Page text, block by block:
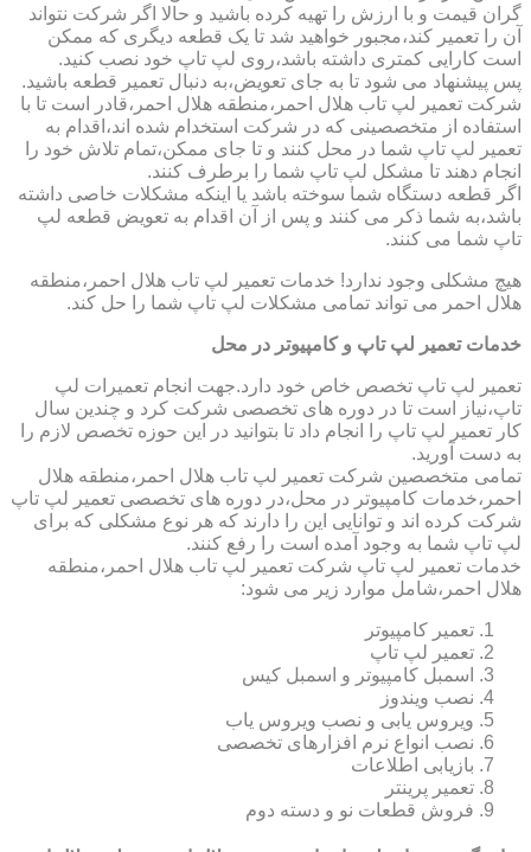
گران قیمت و با ارزش را تهیه کرده باشید و حالا اگر شرکت نتواند
آن را تعمیر کند،مجبور خواهید شد تا یک قطعه دیگری که ممکن
است کارایی کمتری داشته باشد،روی لپ تاپ خود نصب کنید.
پس پیشنهاد می شود تا به جای تعویض،به دنبال تعمیر قطعه باشید.
شرکت تعمیر لپ تاب هلال احمر،منطقه هلال احمر،قادر است تا با
استفاده از متخصصینی که در شرکت استخدام شده اند،اقدام به
تعمیر لپ تاپ شما در محل کنند و تا جای ممکن،تمام تلاش خود را
انجام دهند تا مشکل لپ تاپ شما را برطرف کنند.
اگر قطعه دستگاه شما سوخته باشد یا اینکه مشکلات خاصی داشته
باشد،به شما ذکر می کنند و پس از آن اقدام به تعویض قطعه لپ
تاپ شما می کنند.
هیچ مشکلی وجود ندارد! خدمات تعمیر لپ تاب هلال احمر،منطقه
هلال احمر می تواند تمامی مشکلات لپ تاپ شما را حل کند.
خدمات تعمیر لپ تاپ و کامپیوتر در محل
تعمیر لپ تاپ تخصص خاص خود دارد.جهت انجام تعمیرات لپ
تاپ،نیاز است تا در دوره های تخصصی شرکت کرد و چندین سال
کار تعمیر لپ تاپ را انجام داد تا بتوانید در این حوزه تخصص لازم را
به دست آورید.
تمامی متخصصین شرکت تعمیر لپ تاب هلال احمر،منطقه هلال
احمر،خدمات کامپیوتر در محل،در دوره های تخصصی تعمیر لپ تاپ
شرکت کرده اند و توانایی این را دارند که هر نوع مشکلی که برای
لپ تاپ شما به وجود آمده است را رفع کنند.
خدمات تعمیر لپ تاپ شرکت تعمیر لپ تاب هلال احمر،منطقه
هلال احمر،شامل موارد زیر می شود:
تعمیر کامپیوتر
تعمیر لپ تاپ
اسمبل کامپیوتر و اسمبل کیس
نصب ویندوز
ویروس یابی و نصب ویروس یاب
نصب انواع نرم افزارهای تخصصی
بازیابی اطلاعات
تعمیر پرینتر
فروش قطعات نو و دسته دوم